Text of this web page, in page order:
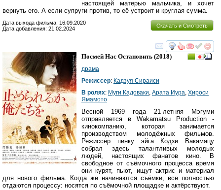
настоящей матерью мальчика, и хочет
вернуть его. А если супруги против, то её устроит и круглая сумма.
Скачать и Смотреть
Дата выхода фильма: 16.09.2020
Дата добавления: 21.02.2024
смотреть
Посмей Нас Остановить (2018)
драма
Режиссер: Кадзуя Сираиси
В ролях: Муги Кадоваки, Арата Иура, Хироси
Ямамото
Весной 1969 года 21-летняя Мэгуми
отправляется в Wakamatsu Production -
кинокомпанию, которая занимается
производством молодёжных фильмов.
Режиссёр пинку эйга Кодзи Вакамацу
собрал здесь талантливых молодых
людей, настоящих фанатов кино. В
свободное от съёмочного процесса время
они курят, пьют, ищут актрис и материал
для нового фильма. Когда же начинаются съёмки, все полностью
отдаются процессу: носятся по съёмочной площадке и актёрствуют.